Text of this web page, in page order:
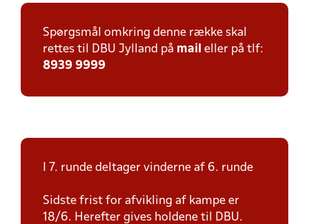
Spørgsmål omkring denne række skal
rettes til DBU Jylland på mail eller på tlf:
8939 9999
I 7. runde deltager vinderne af 6. runde
Sidste frist for afvikling af kampe er
18/6. Herefter gives holdene til DBU.